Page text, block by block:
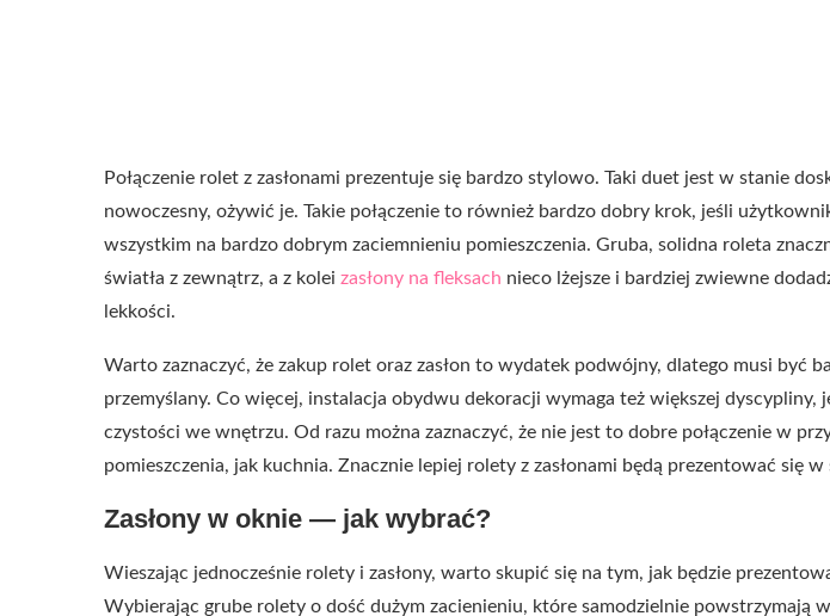
Połączenie rolet z zasłonami prezentuje się bardzo stylowo. Taki duet jest w stanie
nowoczesny, ożywić je. Takie połączenie to również bardzo dobry krok, jeśli
wszystkim na bardzo dobrym zaciemnieniu pomieszczenia. Gruba, solidna roleta
światła z zewnątrz, a z kolei zasłony na fleksach nieco lżejsze i bardziej zwiewne
lekkości.
Warto zaznaczyć, że zakup rolet oraz zasłon to wydatek podwójny, dlatego musi być
przemyślany. Co więcej, instalacja obydwu dekoracji wymaga też większej dyscypliny,
czystości we wnętrzu. Od razu można zaznaczyć, że nie jest to dobre połączenie w
pomieszczenia, jak kuchnia. Znacznie lepiej rolety z zasłonami będą prezentować się
Zasłony w oknie — jak wybrać?
Wieszając jednocześnie rolety i zasłony, warto skupić się na tym, jak będzie
Wybierając grube rolety o dość dużym zacienieniu, które samodzielnie powstrzymają